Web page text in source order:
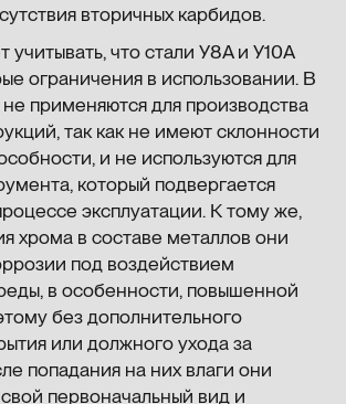
вторичных карбидов.
учитывать, что стали У8А и У10А
ограничения в использовании. В
применяются для производства
так как не имеют склонности
и не используются для
который подвергается
эксплуатации. К тому же,
хрома в составе металлов они
под воздействием
в особенности, повышенной
без дополнительного
или должного ухода за
попадания на них влаги они
первоначальный вид и